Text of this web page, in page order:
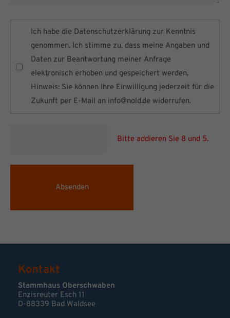
Ich habe die Datenschutzerklärung zur Kenntnis
genommen. Ich stimme zu, dass meine Angaben und
Daten zur Beantwortung meiner Anfrage
elektronisch erhoben und gespeichert werden.
Hinweis: Sie können Ihre Einwilligung jederzeit für die
Zukunft per E-Mail an info@nold.de widerrufen.
Bitte addieren Sie 8 und 5.
Absenden
Kontakt
Stammhaus Oberschwaben
Enzisreuter Esch 11
D-88339 Bad Waldsee